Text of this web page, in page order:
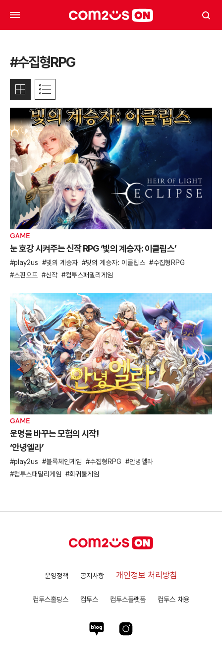
#수집형RPG
GAME
눈 호강 시켜주는 신작 RPG ‘빛의 계승자: 이클립스’
play2us 빛의 계승자 빛의 계승자: 이클립스
수집형RPG
스핀오프
신작 컴투스패밀리게임
GAME
운명을 바꾸는 모험의 시작!
‘안녕엘라’
play2us 블록체인게임 수집형RPG
안녕엘라
컴투스패밀리게임
회귀물게임
운영정책 공지사항 개인정보 처리방침
컴투스홀딩스 컴투스 컴투스플랫폼 컴투스 채용